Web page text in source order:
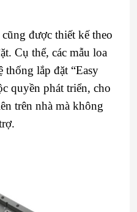
được thiết kế theo
Cụ thể, các mẫu loa
thống lắp đặt “Easy
quyền phát triển, cho
trên nhà mà không